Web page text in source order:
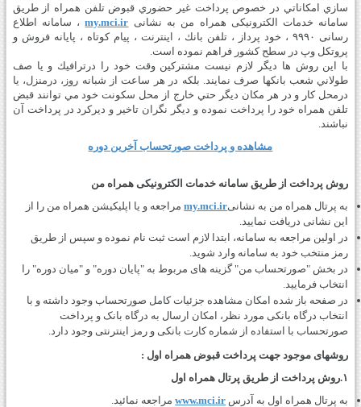
سازي امكاناتي در خصوص پرداخت غير حضوري قبوض تلفن همراه از طريق
سامانه خدمات الکترونیکی همراه من به نشانی my.mci.ir، سامانه اطلاع
رسانی ۹۹۹۰ ، خود پرداز ، تلفن بانك ، اينترنت ، پيام كوتاه ، پايانه فروش و
پروتكل وپ در سطح كشور فراهم نموده است.
با اين روش ها ديگر لازم نيست مشتركين وقت خود را درترافيك و يا صف
طولاني شعب بانك­ها صرف نمايند. بلكه در هر ساعت از شبانه روز، درمنزل، يا
درمحل كار و در هر مكان ديگر حتي خارج از محل سكونت خود مي توانند قبض
تلفن­ همراه خود را پرداخت نموده و ديگر نگران تاخير و ديركرد در پرداخت آن
نباشند.
مشاهده و پرداخت صورتحساب آخرین دوره
روش پرداخت از طریق سامانه خدمات الکترونیکی همراه من
به پرتال همراه من به نشانیmy.mci.irمراجعه و یا اپلیکیشن همراه من را از
این نشانی دریافت نمایید.
در اولین مراجعه به سامانه، ابتدا لازم است ثبت نام نموده و سپس از طریق
رمز منتخب خود به سامانه وارد شوید.
در بخش "صورتحساب من" گزینه های مربوط به "پایان دوره" و "میان دوره" را
انتخاب فرمایید.
در صفحه باز شده امکان مشاهده جزئیات کامل صورتحساب وجود داشته و با
انتخاب درگاه بانکی مورد نظر، امکان ارسال به درگاه بانک و پرداخت
صورتحساب با استفاده از شماره کارت بانکی و رمز اینترنتی وجود دارد.
روشهای موجود جهت پرداخت قبوض همراه اول :
۱.روش پرداخت از طریق پرتال همراه اول
به پرتال همراه اول به آدرس www.mci.irمراجعه نمائید.